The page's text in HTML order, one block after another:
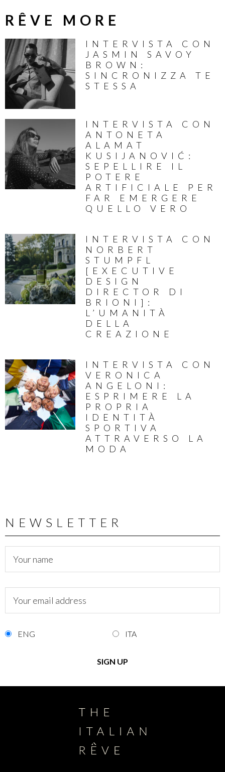
RÊVE MORE
INTERVISTA CON
JASMIN SAVOY
BROWN:
SINCRONIZZA TE
STESSA
INTERVISTA CON
ANTONETA
ALAMAT
KUSIJANOVIĆ:
SEPELLIRE IL
POTERE
ARTIFICIALE PER
FAR EMERGERE
QUELLO VERO
INTERVISTA CON
NORBERT
STUMPFL
[EXECUTIVE
DESIGN
DIRECTOR DI
BRIONI]:
L’UMANITÀ
DELLA
CREAZIONE
INTERVISTA CON
VERONICA
ANGELONI:
ESPRIMERE LA
PROPRIA
IDENTITÀ
SPORTIVA
ATTRAVERSO LA
MODA
NEWSLETTER
ENG ITA